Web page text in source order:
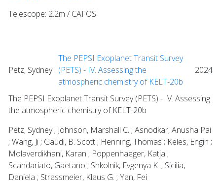
Telescope: 2.2m / CAFOS
Petz, Sydney
The PEPSI Exoplanet Transit Survey
(PETS) - IV. Assessing the
atmospheric chemistry of KELT-20b
2024
The PEPSI Exoplanet Transit Survey (PETS) - IV. Assessing
the atmospheric chemistry of KELT-20b
Petz, Sydney ; Johnson, Marshall C. ; Asnodkar, Anusha Pai
; Wang, Ji ; Gaudi, B. Scott ; Henning, Thomas ; Keles, Engin ;
Molaverdikhani, Karan ; Poppenhaeger, Katja ;
Scandariato, Gaetano ; Shkolnik, Evgenya K. ; Sicilia,
Daniela ; Strassmeier, Klaus G. ; Yan, Fei